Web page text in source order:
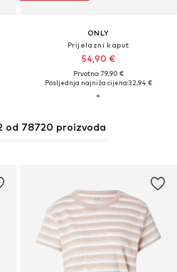
ONLY
Prijelazni kaput
54,90 €
Prvotno: 79,90 €
Posljednja najniža cijena:32,94 €
od 78720 proizvoda